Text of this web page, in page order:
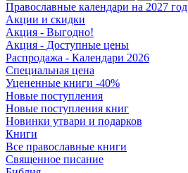
Православные календари на 2027 год
Акции и скидки
Акция - Выгодно!
Акция - Доступные цены
Распродажа - Календари 2026
Специальная цена
Уцененные книги -40%
Новые поступления
Новые поступления книг
Новинки утвари и подарков
Книги
Все православные книги
Священное писание